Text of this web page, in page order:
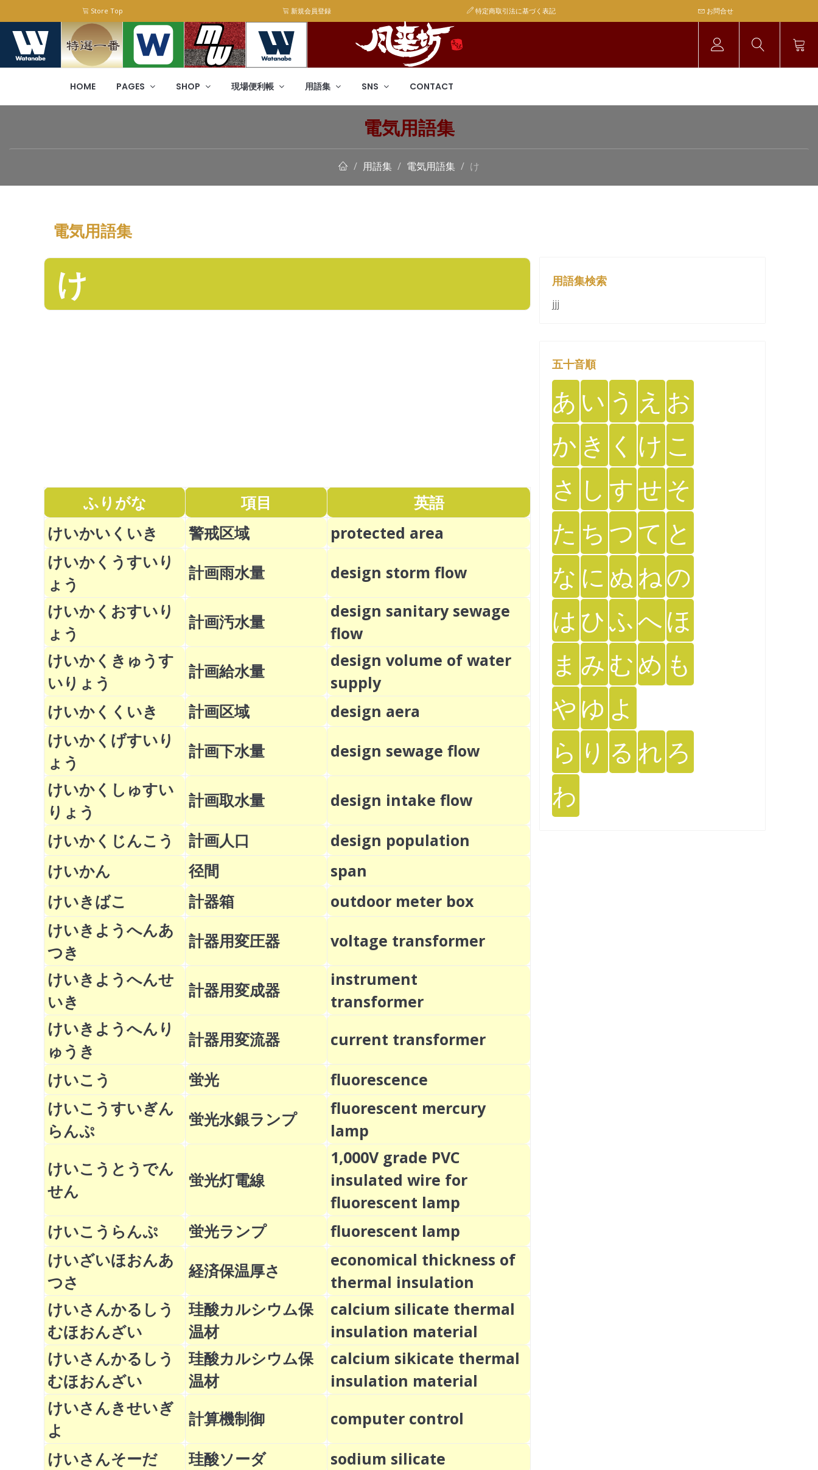
Store Top 新規会員登録 特定商取引法に基づく表記 お問合せ
HOME PAGES SHOP 現場便利帳 用語集 SNS CONTACT
電気用語集
用語集 電気用語集 け
電気用語集
け
ふりがな 項目
英語
けいかいくいき
警戒区域
protected area
けいかくうすいり
ょう
計画雨水量
design storm flow
けいかくおすいり
ょう
計画汚水量
design sanitary sewage
flow
けいかくきゅうす
いりょう
計画給水量
design volume of water
supply
けいかくくいき
計画区域
design aera
けいかくげすいり
ょう
計画下水量
design sewage flow
けいかくしゅすい
りょう
計画取水量
design intake flow
けいかくじんこう
計画人口
design population
けいかん
径間
span
けいきばこ
計器箱
outdoor meter box
けいきようへんあ
つき
計器用変圧器
voltage transformer
けいきようへんせ
いき
計器用変成器
instrument
transformer
けいきようへんり
ゅうき
計器用変流器
current transformer
けいこう
蛍光
fluorescence
けいこうすいぎん
らんぷ
蛍光水銀ランプ
fluorescent mercury
lamp
けいこうとうでん
せん
蛍光灯電線
1,000V grade PVC
insulated wire for
fluorescent lamp
けいこうらんぷ
蛍光ランプ
fluorescent lamp
けいざいほおんあ
つさ
経済保温厚さ
economical thickness of
thermal insulation
けいさんかるしう
むほおんざい
珪酸カルシウム保
温材
calcium silicate thermal
insulation material
けいさんかるしう
むほおんざい
珪酸カルシウム保
温材
calcium sikicate thermal
insulation material
けいさんきせいぎ
よ
計算機制御
computer control
けいさんそーだ
珪酸ソーダ
sodium silicate
用語集検索
jjj
五十音順
あ い う え お
か き く け こ
さ し すせ そ
た ち つ て と
な に ぬ ねの
は ひふへほ
ま み むめ も
や ゆ よ
ら り る れ ろ
わ